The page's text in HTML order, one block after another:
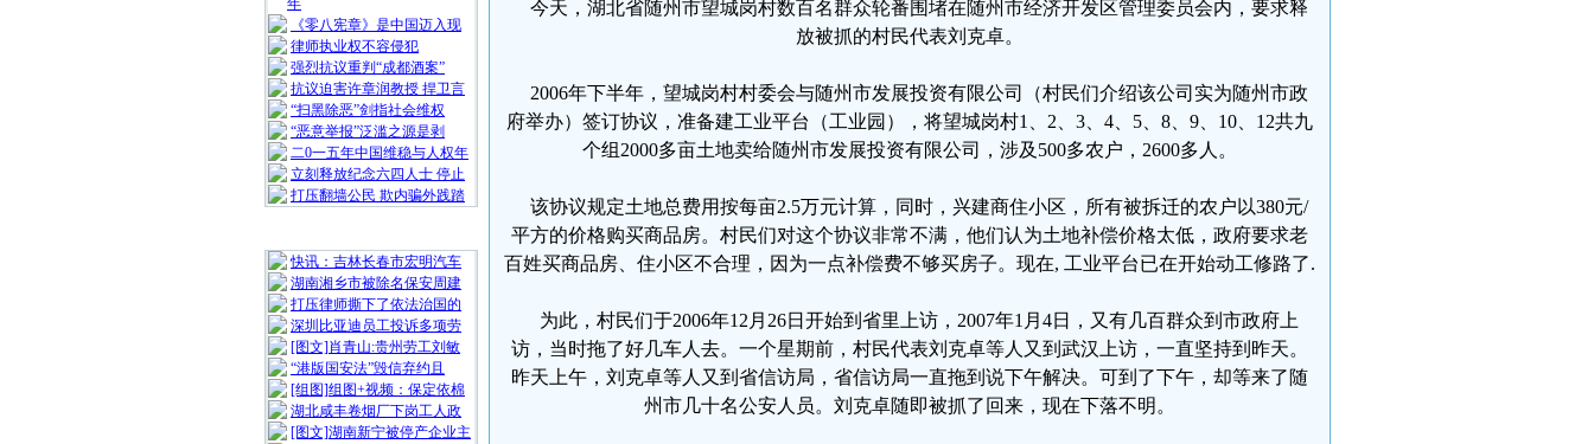
年
《零八宪章》是中国迈入现
律师执业权不容侵犯
强烈抗议重判“成都酒案”
抗议迫害许章润教授 捍卫言
“扫黑除恶”剑指社会维权
“恶意举报”泛滥之源是剥
二0一五年中国维稳与人权年
立刻释放纪念六四人士 停止
打压翻墙公民 欺内骗外践踏
快讯：吉林长春市宏明汽车
湖南湘乡市被除名保安周建
打压律师撕下了依法治国的
深圳比亚迪员工投诉多项劳
[图文]肖青山:贵州劳工刘敏
“港版国安法”毁信弃约且
[组图]组图+视频：保定依棉
湖北咸丰卷烟厂下岗工人政
[图文]湖南新宁被停产企业主
今天，湖北省随州市望城岗村数百名群众轮番围堵在随州市经济开发区管理委员会内，要求释
放被抓的村民代表刘克卓。
2006年下半年，望城岗村村委会与随州市发展投资有限公司（村民们介绍该公司实为随州市政
府举办）签订协议，准备建工业平台（工业园），将望城岗村1、2、3、4、5、8、9、10、12共九
个组2000多亩土地卖给随州市发展投资有限公司，涉及500多农户，2600多人。
该协议规定土地总费用按每亩2.5万元计算，同时，兴建商住小区，所有被拆迁的农户以380元/
平方的价格购买商品房。村民们对这个协议非常不满，他们认为土地补偿价格太低，政府要求老
百姓买商品房、住小区不合理，因为一点补偿费不够买房子。现在, 工业平台已在开始动工修路了.
为此，村民们于2006年12月26日开始到省里上访，2007年1月4日，又有几百群众到市政府上
访，当时拖了好几车人去。一个星期前，村民代表刘克卓等人又到武汉上访，一直坚持到昨天。
昨天上午，刘克卓等人又到省信访局，省信访局一直拖到说下午解决。可到了下午，却等来了随
州市几十名公安人员。刘克卓随即被抓了回来，现在下落不明。